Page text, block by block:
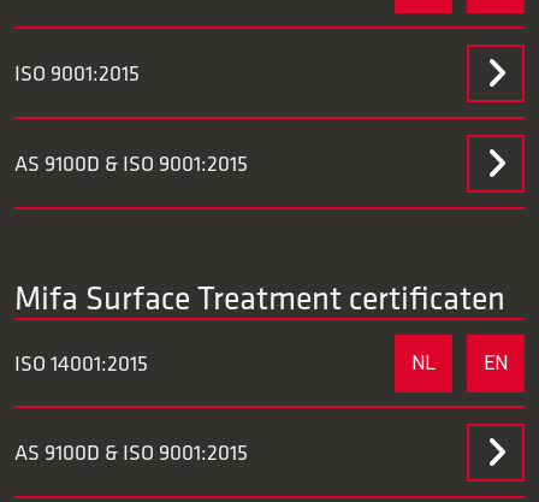
ISO 9001:2015
AS 9100D & ISO 9001:2015
Mifa Surface Treatment certificaten
ISO 14001:2015 NL EN
AS 9100D & ISO 9001:2015